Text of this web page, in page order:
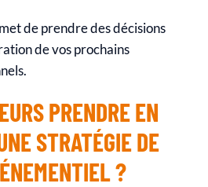
de prendre des décisions
de vos prochains
PRENDRE EN
STRATÉGIE DE
?